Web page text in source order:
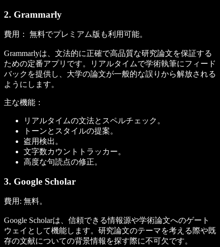
2. Grammarly
費用： 無料でプレミアム版も利用可能。
Grammarlyは、文法的に正確で高品質な研究論文を保証する
ための定番アプリです。リアルタイムで学術執筆にフィード
バックを提供し、大学の論文が一般的な誤りから解放される
ようにします。
主な機能：
リアルタイムの文法とスペルチェック。
トーンとスタイルの提案。
盗用検出。
文字数カウントトラッカー。
高度な句読点の修正。
3. Google Scholar
費用: 無料。
Google Scholarは、信頼できる情報源や学術論文へのゲート
ウェイとして機能します。研究論文のテーマを考える際や既
存の文献についての背景情報を探す際に不可欠です。